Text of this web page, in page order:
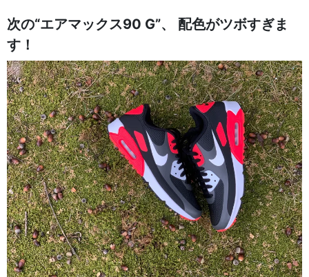
次の“エアマックス90 G”、 配色がツボすぎま
す！